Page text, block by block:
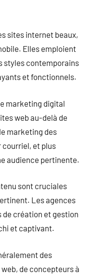
sites internet beaux,
Elles emploient
styles contemporains
et fonctionnels.
marketing digital
web au-delà de
marketing des
courriel, et plus
audience pertinente.
sont cruciales
Les agences
création et gestion
et captivant.
des
de concepteurs à